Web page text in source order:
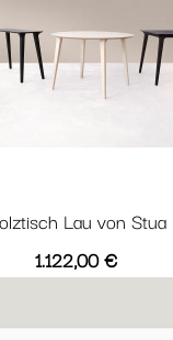
Lau von Stua
Preis
1.122,00 €
 Vorschau
EscheEsche
grau
Esche
weiß
Esche